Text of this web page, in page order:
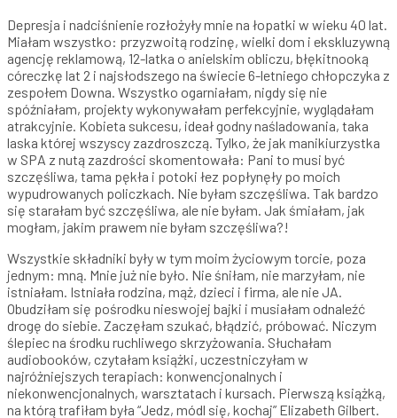
Depresja i nadciśnienie rozłożyły mnie na łopatki w wieku 40 lat.
Miałam wszystko: przyzwoitą rodzinę, wielki dom i ekskluzywną
agencję reklamową, 12-latka o anielskim obliczu, błękitnooką
córeczkę lat 2 i najsłodszego na świecie 6-letniego chłopczyka z
zespołem Downa. Wszystko ogarniałam, nigdy się nie
spóźniałam, projekty wykonywałam perfekcyjnie, wyglądałam
atrakcyjnie. Kobieta sukcesu, ideał godny naśladowania, taka
laska której wszyscy zazdroszczą. Tylko, że jak manikiurzystka
w SPA z nutą zazdrości skomentowała: Pani to musi być
szczęśliwa, tama pękła i potoki łez popłynęły po moich
wypudrowanych policzkach. Nie byłam szczęśliwa. Tak bardzo
się starałam być szczęśliwa, ale nie byłam. Jak śmiałam, jak
mogłam, jakim prawem nie byłam szczęśliwa?!
Wszystkie składniki były w tym moim życiowym torcie, poza
jednym: mną. Mnie już nie było. Nie śniłam, nie marzyłam, nie
istniałam. Istniała rodzina, mąż, dzieci i firma, ale nie JA.
Obudziłam się pośrodku nieswojej bajki i musiałam odnaleźć
drogę do siebie. Zaczęłam szukać, błądzić, próbować. Niczym
ślepiec na środku ruchliwego skrzyżowania. Słuchałam
audiobooków, czytałam książki, uczestniczyłam w
najróżniejszych terapiach: konwencjonalnych i
niekonwencjonalnych, warsztatach i kursach. Pierwszą książką,
na którą trafiłam była “Jedz, módl się, kochaj” Elizabeth Gilbert.